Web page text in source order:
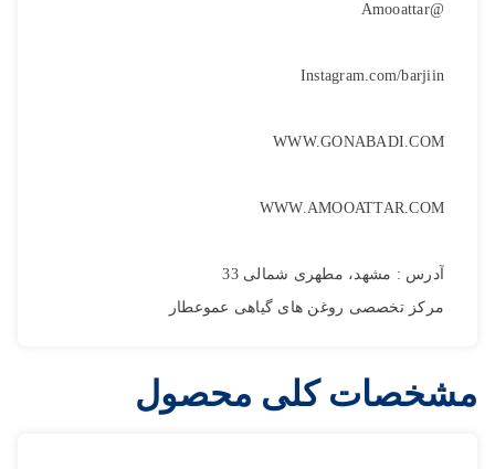
@Amooattar
Instagram.com/barjiin
WWW.GONABADI.COM
WWW.AMOOATTAR.COM
آدرس : مشهد، مطهری شمالی 33
مرکز تخصصی روغن های گیاهی عموعطار
مشخصات کلی محصول
اشتراک گذاری در شبکه های اجتماعی
ارسال